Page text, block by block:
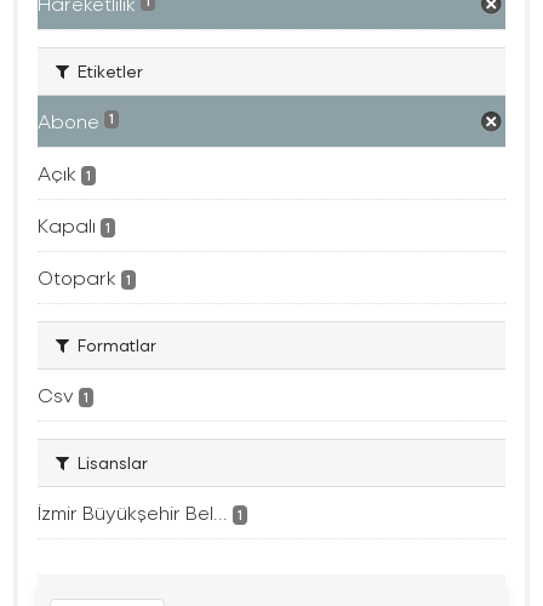
Etiketler
Abone 1
Açık 1
Kapalı 1
Otopark 1
Formatlar
Csv 1
Lisanslar
İzmir Büyükşehir Bel... 1